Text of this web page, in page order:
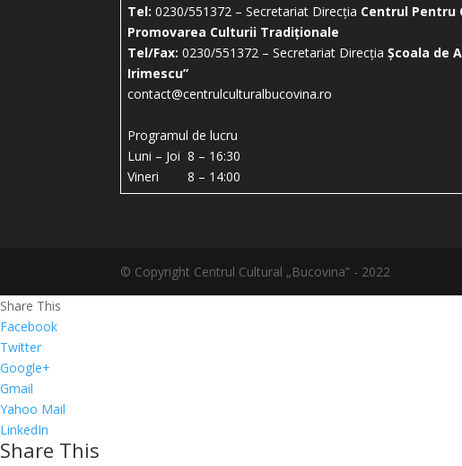
Tel: 0230/551372 – Secretariat Direcția Centrul Pentru
Promovarea Culturii Tradiționale
Tel/Fax: 0230/551372 – Secretariat DirecțiaȘcoala de
Irimescu”
contact@centrulculturalbucovina.ro
Programul de lucru
Luni – Joi 8 – 16:30
Vineri 8 – 14:00
© Copyright Centrul Cultural „Bucovina” - 2022
Share This
Facebook
Twitter
Google+
Gmail
Yahoo Mail
LinkedIn
Share This